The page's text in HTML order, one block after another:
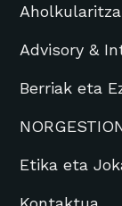
Advisory &
Berriak eta
Etika eta